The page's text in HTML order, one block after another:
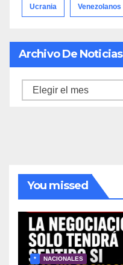
Ucrania Venezolanos
Archivo De Noticias
Archivo
You missed
* NACIONALES